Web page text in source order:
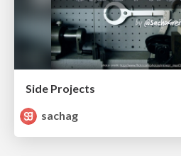
Side Projects
sachag